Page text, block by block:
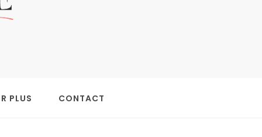
PLUS CONTACT